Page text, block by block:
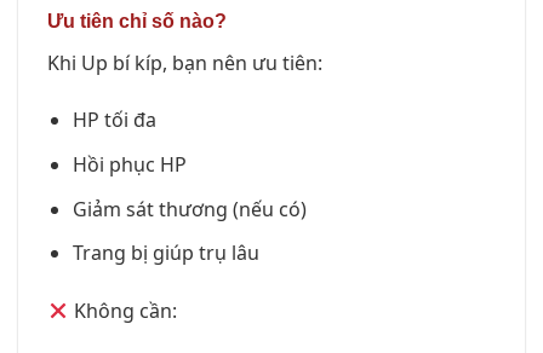
Ưu tiên chỉ số nào?
Khi Up bí kíp, bạn nên ưu tiên:
HP tối đa
Hồi phục HP
Giảm sát thương (nếu có)
Trang bị giúp trụ lâu
Không cần: